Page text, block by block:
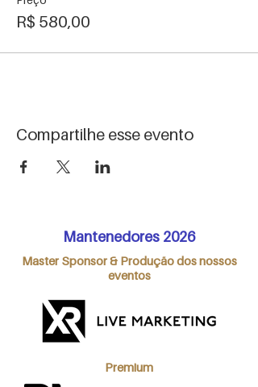
R$ 580,00
Compartilhe esse evento
Mantenedores 2026
Master Sponsor & Produção dos nossos
eventos
Premium